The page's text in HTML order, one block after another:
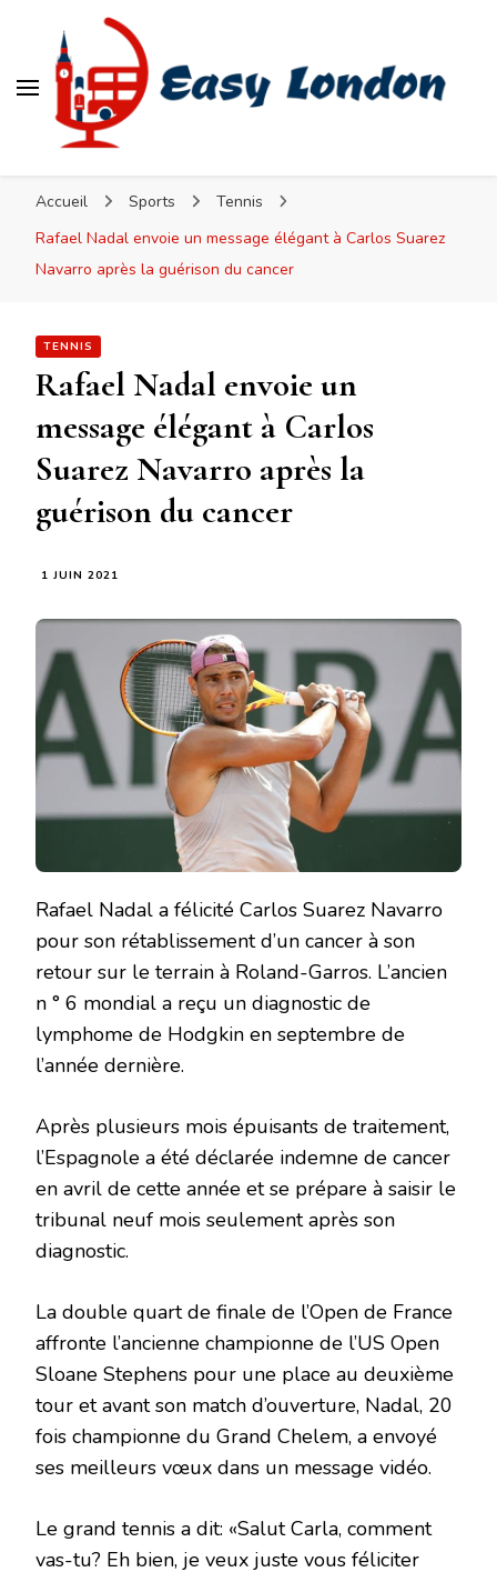
Accueil Sports
Tennis
Rafael Nadal envoie un message élégant à Carlos Suarez
Navarro après la guérison du cancer
TENNIS
Rafael Nadal envoie un
message élégant à Carlos
Suarez Navarro après la
guérison du cancer
1 JUIN 2021
Rafael Nadal a félicité Carlos Suarez Navarro
pour son rétablissement d’un cancer à son
retour sur le terrain à Roland-Garros. L’ancien
n ° 6 mondial a reçu un diagnostic de
lymphome de Hodgkin en septembre de
l’année dernière.
Après plusieurs mois épuisants de traitement,
l’Espagnole a été déclarée indemne de cancer
en avril de cette année et se prépare à saisir le
tribunal neuf mois seulement après son
diagnostic.
La double quart de finale de l’Open de France
affronte l’ancienne championne de l’US Open
Sloane Stephens pour une place au deuxième
tour et avant son match d’ouverture, Nadal, 20
fois championne du Grand Chelem, a envoyé
ses meilleurs vœux dans un message vidéo.
Le grand tennis a dit: «Salut Carla, comment
vas-tu? Eh bien, je veux juste vous féliciter